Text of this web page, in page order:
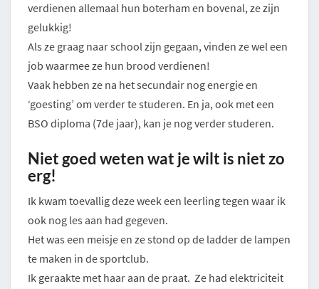
verdienen allemaal hun boterham en bovenal, ze zijn
gelukkig!
Als ze graag naar school zijn gegaan, vinden ze wel een
job waarmee ze hun brood verdienen!
Vaak hebben ze na het secundair nog energie en
‘goesting’ om verder te studeren. En ja, ook met een
BSO diploma (7de jaar), kan je nog verder studeren.
Niet goed weten wat je wilt is niet zo
erg!
Ik kwam toevallig deze week een leerling tegen waar ik
ook nog les aan had gegeven.
Het was een meisje en ze stond op de ladder de lampen
te maken in de sportclub.
Ik geraakte met haar aan de praat. Ze had elektriciteit